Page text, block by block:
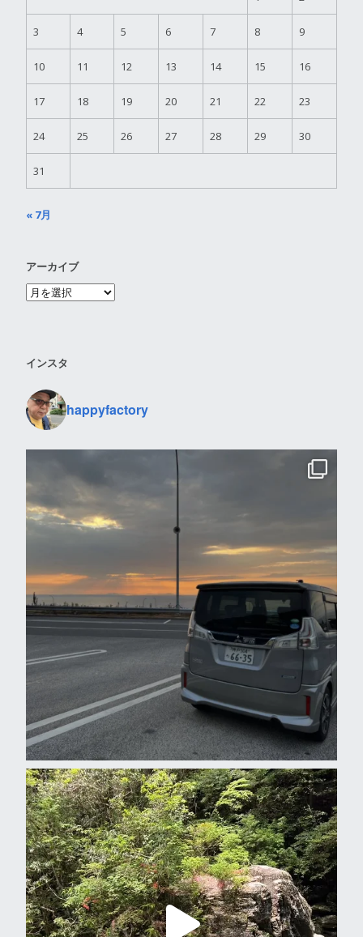
3 4 5 6 7 8 9
10 11 12 13 14 15 16
17 18 19 20 21 22 23
24 25 26 27 28 29 30
31
« 7月
アーカイブ
インスタ
happyfactory